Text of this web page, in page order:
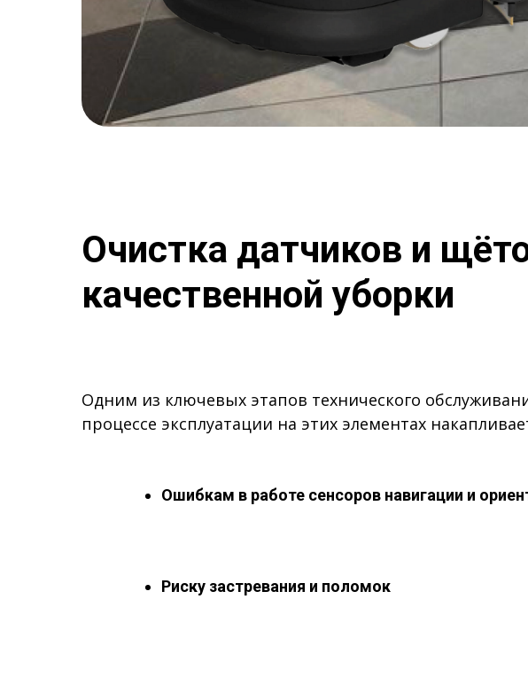
Очистка датчиков и
качественной уборки
Одним из ключевых этапов технического
процессе эксплуатации на этих элементах
Ошибкам в работе сенсоров навигации и
Риску застревания и поломок